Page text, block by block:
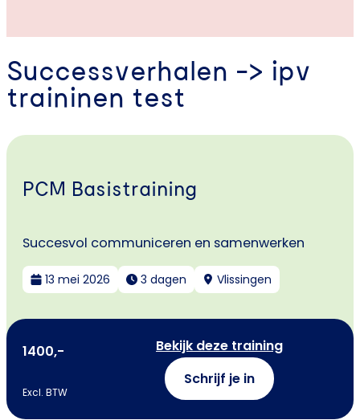
Successverhalen -> ipv
traininen test
PCM Basistraining
Succesvol communiceren en samenwerken
13 mei 2026 3 dagen Vlissingen
1400,-
Excl. BTW
Bekijk deze training
Schrijf je in